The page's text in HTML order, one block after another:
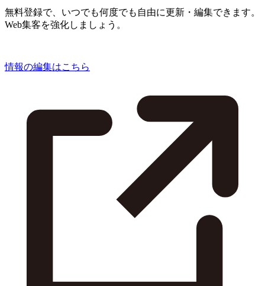
無料登録で、いつでも何度でも自由に更新・編集できます。
Web集客を強化しましょう。
情報の編集はこちら